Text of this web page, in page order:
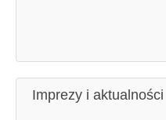
Imprezy i aktualności